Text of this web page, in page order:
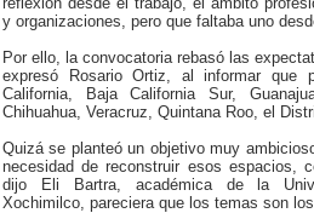
y organizaciones, pero que faltaba uno
Por ello, la convocatoria rebasó las
expresó Rosario Ortiz, al informar que
California, Baja California Sur,
Chihuahua, Veracruz, Quintana Roo, el
Quizá se planteó un objetivo muy
necesidad de reconstruir esos espacios,
dijo Eli Bartra, académica de la
Xochimilco, pareciera que los temas son